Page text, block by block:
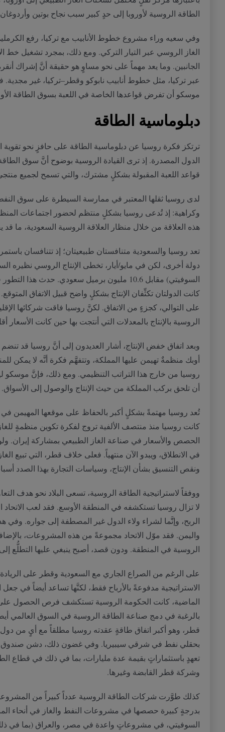
الطاقة الروسية لأوروبا إلى حدٍ كبير سبب نجاح بوتين
وفي سعيه وراء مشروع خطوط الأنابيب مع تركيا، رفع الكرملين
الغاز الروسي عبر التيار التركي. ومع ذلك، بمجرد تشغيل خط
الجانبين. وما يعد مهماً على نحو مساوٍ هو حقيقة أنَّ إشراك
عبر تركيا، مثل خطوط أنابيب نابوكو وقطر –تركيا، غير مجدية.
موسكو أن تفرض قواعدها الخاصة في اللعبة بسوق الطاقة
دبلوماسية الطاقة
ترتكز فكرة روسيا عن دبلوماسية الطاقة على حافزٍ نحو
الدول المصدرة. إذ ترى القيادة الروسية بوضوح أنَّ سوق
قواعد اللعبة المقبولة بشكلٍ مشترك، والتي تسمح لجميع
لدى روسيا ثقلها المعتبر في ممارسة السيطرة على سوق
وكراهية: إذ تُدعى روسيا بشكلٍ منتظم لحضور اجتماعات
هذه العلاقة من خلال منظار العلاقة الروسية السعودية، ما
تعد روسيا والسعودية متنافستان طبيعيتان؛ إذ تتنافسان
دولة أخرى، لكن في مايو/أيار، تخطى الإنتاج الروسي نظيره
السوفيتي) مقابل مليون برميل سعودي. حدث هذا
كانت الدولتان تكثِّفان الإنتاج بشكلٍ واضح قبيل الاتفاق المتوقع
على التوالي، كجزءٍ من الاتفاق. لكنَّ روسيا فاقت شركائها
الروسية بالإنتاج بالمعدلات التي أنتجت بها حين كانت الأسعار
وبعد اتفاق خفض الإنتاج، أشار العديدون إلى أنَّ روسيا قد
أوبك منظمةٌ تهيمن عليها المملكة، وتتفهَّم فكرة أنَّه لا يمكن
روسيا من خارج هذا التراتب التنظيمي. ومع ذلك، فإنَّ موسكو
أن تلحق بركب المملكة من حيث الإنتاج والوصول إلى الأسواق.
تُعد روسيا مهتمةً بشكلٍ أكبر بالحفاظ على موقعها المهيمن
كانت روسيا منذ منتصف الألفية تروج لفكرة تكوين منظمةٍ
الحصص والأسعار في صناعة الغاز الطبيعي بمشاركة إيران.
في الانطلاق، ويبدو الآن منتهياً. فعلى خلاف قطر، التي تبيع
ونقص التنسيق بشأن الإنتاج، وسياسات التجارة بهذا الصدد
ووفقاً لاستراتيجية الطاقة الروسية، تسعى البلاد نحو
لا تزال روسيا تستكشفه في المنطقة الأوسع. فقد لعب
الربح، وإنََّما لشراء ولاء الدول غير المصطفة إلى جواره. وفي
واليمن. فقد موّل الاتحاد مجموعةً من هذه المشروعات،
الروسية في المنطقة. ودون قصد، أصبح ينبغي عليها التطلُّع
على الرغم من الصراع الجاري مع السعودية وقطر على
الاستراتيجية مدفوعةً بالأرباح فقط، لكنَّها تساعد أيضاً في
الماضية، كانت الحكومة الروسية تستكشف فرص الحصول على
بالرغبة في دمج صناعة الطاقة الروسية في السوق العالمي
قطر، وهو أكبر اتفاق طاقةٍ عقدته روسيا مطلقاً مع أيٍ من
بحقلي نفط في شرقي سيبيريا. وفي غضون ذلك، دشن صندوق
تعهدٍ باستثماراتٍ بقيمة عدة مليارات، بما في ذلك في قطاع
وشركة قطر القابضة وغيرها.
كذلك طوَّرت شركات الطاقة الروسية عدداً كبيراً من
بدرجةٍ كبيرة حصصها في مشروعات النفط والغاز في أنحاء
السوفيتي، في مشروعاتٍ واعدة في مصر، والعراق (بما في